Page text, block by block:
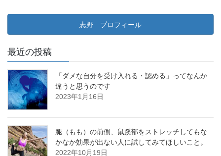
志野 プロフィール
最近の投稿
「ダメな自分を受け入れる・認める」ってなんか
違うと思うのです
2023年1月16日
腿（もも）の前側、鼠蹊部をストレッチしてもな
かなか効果が出ない人に試してみてほしいこと。
2022年10月19日